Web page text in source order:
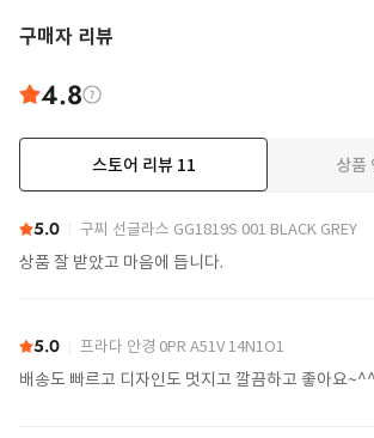
구매자 리뷰
4.8
스토어 리뷰 11 상품
5.0 구찌 선글라스 GG1819S 001 BLACK GREY
상품 잘 받았고 마음에 듭니다.
5.0 프라다 안경 0PR A51V 14N1O1
배송도 빠르고 디자인도 멋지고 깔끔하고 좋아요~^^